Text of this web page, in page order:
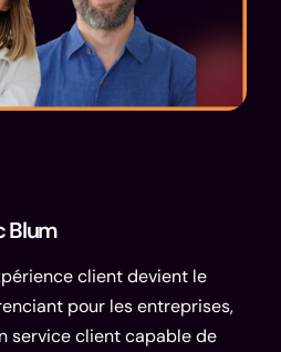
Blum
client devient le
pour les entreprises,
service client capable de